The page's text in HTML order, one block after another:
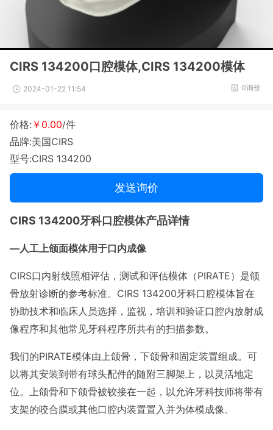
CIRS 134200口腔模体,CIRS 134200模体
2024-01-22 11:54 0询价
价格: ￥0.00/件
品牌:美国CIRS
型号:CIRS 134200
发送询价
CIRS 134200牙科口腔模体产品详情
—人工上颌面模体用于口内成像
CIRS口内射线照相评估，测试和评估模体（PIRATE）是颌
骨放射诊断的参考标准。CIRS 134200牙科口腔模体旨在
协助技术和临床人员选择，监视，培训和验证口腔内放射成
像程序和其他常见牙科程序所共有的扫描参数。
我们的PIRATE模体由上颌骨，下颌骨和固定装置组成。可
以将其安装到带有球头配件的随附三脚架上，以灵活地定
位。上颌骨和下颌骨被铰接在一起，以允许牙科技师将带有
支架的咬合膜或其他口腔内装置置入并为体模成像。